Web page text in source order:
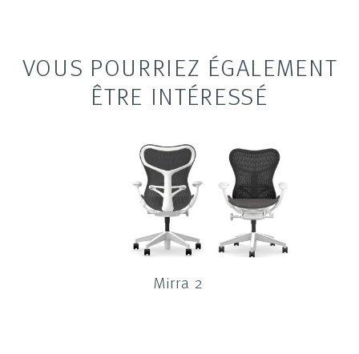
VOUS POURRIEZ ÉGALEMENT
ÊTRE INTÉRESSÉ
Mirra 2